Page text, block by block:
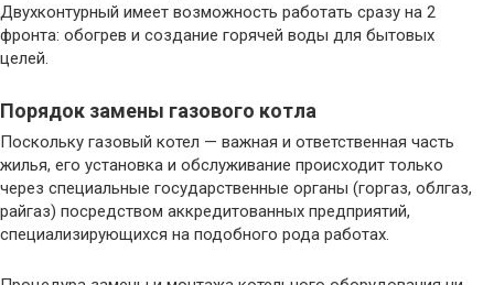
Двухконтурный имеет возможность работать сразу на 2
фронта: обогрев и создание горячей воды для бытовых
целей.
Порядок замены газового котла
Поскольку газовый котел — важная и ответственная часть
жилья, его установка и обслуживание происходит только
через специальные государственные органы (горгаз, облгаз,
райгаз) посредством аккредитованных предприятий,
специализирующихся на подобного рода работах.